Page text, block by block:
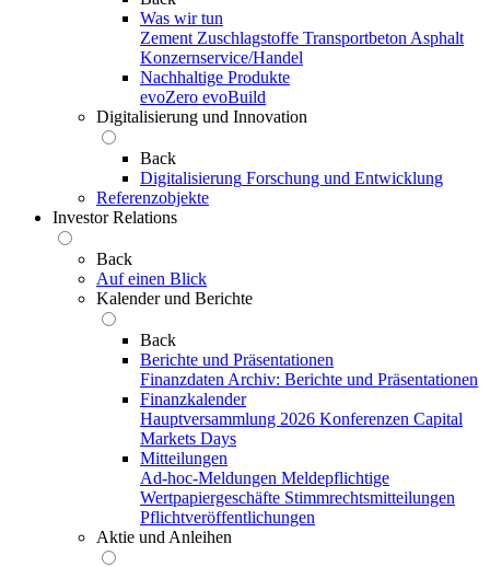
Was wir tun
Zement Zuschlagstoffe Transportbeton Asphalt
Konzernservice/Handel
Nachhaltige Produkte
evoZero evoBuild
Digitalisierung und Innovation
Back
Digitalisierung Forschung und Entwicklung
Referenzobjekte
Investor Relations
Back
Auf einen Blick
Kalender und Berichte
Back
Berichte und Präsentationen
Finanzdaten Archiv: Berichte und Präsentationen
Finanzkalender
Hauptversammlung 2026 Konferenzen Capital
Markets Days
Mitteilungen
Ad-hoc-Meldungen Meldepflichtige
Wertpapiergeschäfte Stimmrechtsmitteilungen
Pflichtveröffentlichungen
Aktie und Anleihen